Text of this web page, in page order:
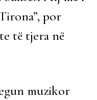
por
të tjera në
muzikor